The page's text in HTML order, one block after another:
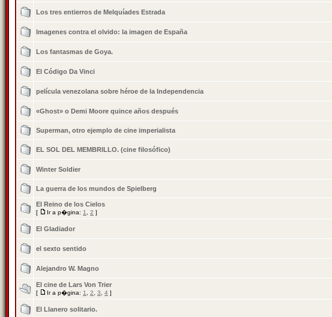
Los tres entierros de Melquí­ades Estrada
Imagenes contra el olvido: la imagen de España
Los fantasmas de Goya.
El Código Da Vinci
película venezolana sobre héroe de la Independencia
«Ghost» o Demi Moore quince años después
Superman, otro ejemplo de cine imperialista
EL SOL DEL MEMBRILLO. (cine filosófico)
Winter Soldier
La guerra de los mundos de Spielberg
El Reino de los Cielos
[ Ir a p�gina: 1 2 ]
El Gladiador
el sexto sentido
Alejandro W. Magno
El cine de Lars Von Trier
[ Ir a p�gina: 1 2 3 4 ]
El Llanero solitario.